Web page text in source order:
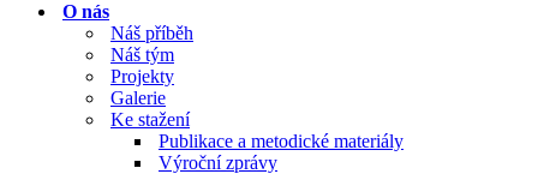
O nás
Náš příběh
Náš tým
Projekty
Galerie
Ke stažení
Publikace a metodické materiály
Výroční zprávy